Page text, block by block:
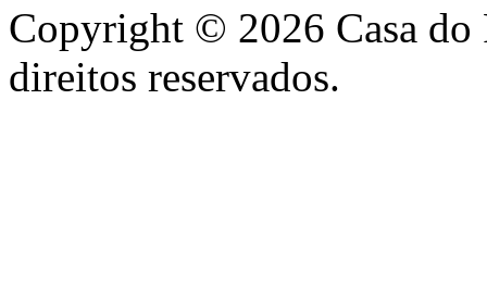
Copyright © 2026 Casa do
direitos reservados.